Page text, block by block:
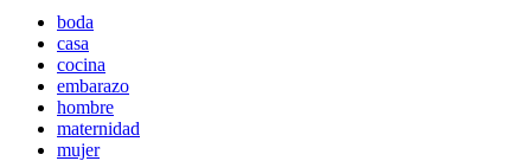
boda
casa
cocina
embarazo
hombre
maternidad
mujer